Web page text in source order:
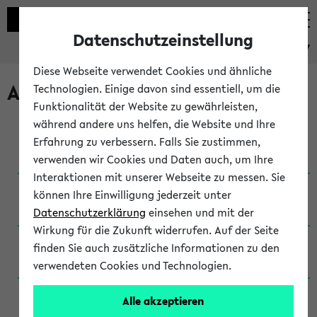
eKVV
Archivierte Studiengänge
Anglistik: British and American Studies / B.A.
(Einschreibung bis WiSe 16/17)
Anglistik: British and American Studies / B.A.
(Einschreibung bis SoSe 2015)
Anglistik: British and American Studies / B.A.
(Einschreibung bis SoSe 2013)
Anglistik: British and American Studies / Ba
(Einschreibung bis SoSe 2011)
Datenschutzeinstellung
Diese Webseite verwendet Cookies und ähnliche
Technologien. Einige davon sind essentiell, um die
Funktionalität der Website zu gewährleisten,
während andere uns helfen, die Website und Ihre
Erfahrung zu verbessern. Falls Sie zustimmen,
verwenden wir Cookies und Daten auch, um Ihre
Interaktionen mit unserer Webseite zu messen. Sie
können Ihre Einwilligung jederzeit unter
Datenschutzerklärung einsehen und mit der
Wirkung für die Zukunft widerrufen. Auf der Seite
finden Sie auch zusätzliche Informationen zu den
verwendeten Cookies und Technologien.
Alle akzeptieren